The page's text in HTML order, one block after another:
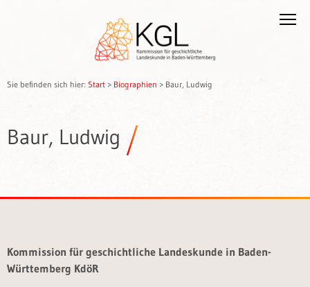
Sie befinden sich hier: Start > Biographien > Baur, Ludwig
Baur, Ludwig
Kommission für geschichtliche Landeskunde in Baden-
Württemberg KdöR